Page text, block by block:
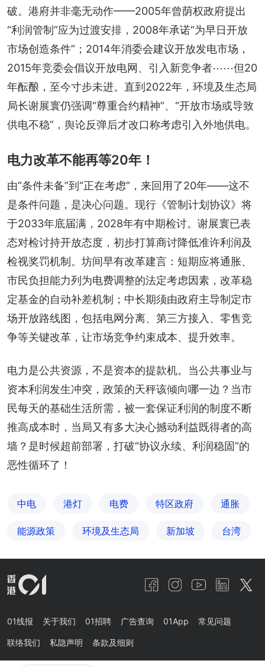
破。港府并非毫无动作——2005年曾荫权政府提出
“利润管制”应为过渡安排，2008年承诺“为早日开放
市场创造条件”；2014年消委会建议开放发电市场，
2015年竞委会倡议开放电网、引入新竞争者⋯⋯但20
年酝酿，至今寸步未进。直到2022年，环境及生态局
局长谢展寰仍强调“尊重合约精神”、“开放市场或导致
供电不稳”，舆论反弹后才改口称考虑引入外地供电。
电力改革不能再等20年！
由“条件未备”到“正在考虑”，来回用了20年——这不
是条件问题，是决心问题。现行《管制计划协议》将
于2033年底届满，2028年有中期检讨。谢展寰已表
态对检讨持开放态度，初步打算商讨降低准许利润及
检视奖罚机制。坊间早有改革建言：短期应将通胀、
市民负担能力列为电费调整的法定考虑因素，改革稳
定基金的自动补差机制；中长期须由政府主导制定市
场开放路线图，包括电网分离、第三方接入、零售竞
争等关键改革，让市场竞争约束成本、提升效率。
电力是公共资源，不是资本的提款机。当公共事业与
资本利润发生冲突，政策的天秤该倾向哪一边？当市
民每天的基础生活所需，被一套保证利润的制度不断
推高成本时，当局又有多大决心撼动利益既得者的高
墙？是时候超前部署，打破“协议永续、利润稳固”的
恶性循环了！
中电 港灯 电费 特区政府 通胀
能源政策 环境及生态局 新加坡 台湾
01线报 关于我们 01招聘 广告查询 01App 常见问题
联络我们 私隐声明 条款及细则